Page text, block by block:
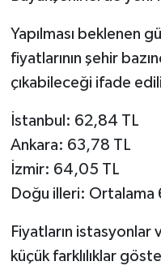
Yapılması beklenen
fiyatlarının şehir
çıkabileceği ifade
İstanbul: 62,84 TL
Ankara: 63,78 TL
İzmir: 64,05 TL
Doğu illeri:
Fiyatların istasyonlar
küçük farklılıklar